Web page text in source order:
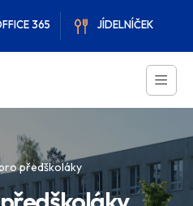
365 JÍDELNÍČEK
předškoláky